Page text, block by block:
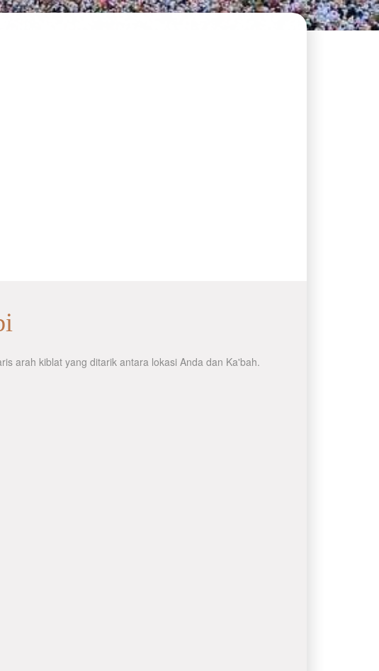
arah kiblat yang ditarik antara lokasi Anda dan Ka'bah.